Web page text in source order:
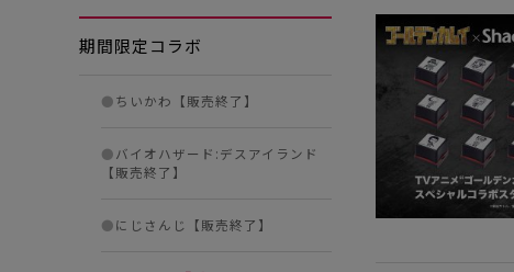
期間限定コラボ
●ちいかわ【販売終了】
●バイオハザード:デスアイランド
【販売終了】
●にじさんじ【販売終了】